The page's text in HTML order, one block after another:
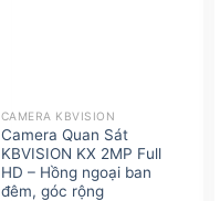
CAMERA KBVISION
Camera Quan Sát
KBVISION KX 2MP Full
HD – Hồng ngoại ban
đêm, góc rộng